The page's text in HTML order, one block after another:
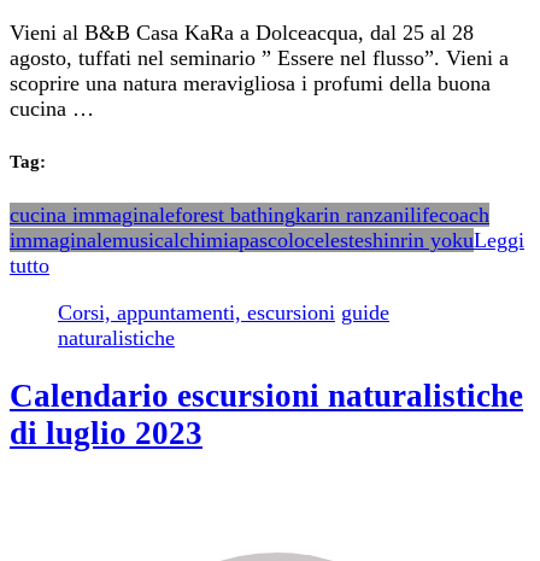
Vieni al B&B Casa KaRa a Dolceacqua, dal 25 al 28
agosto, tuffati nel seminario ” Essere nel flusso”. Vieni a
scoprire una natura meravigliosa i profumi della buona
cucina …
Tag:
cucina immaginaleforest bathingkarin ranzanilifecoach
immaginalemusicalchimiapascolocelesteshinrin yokuLeggi
tutto
Corsi, appuntamenti, escursioni guide
naturalistiche
Calendario escursioni naturalistiche
di luglio 2023